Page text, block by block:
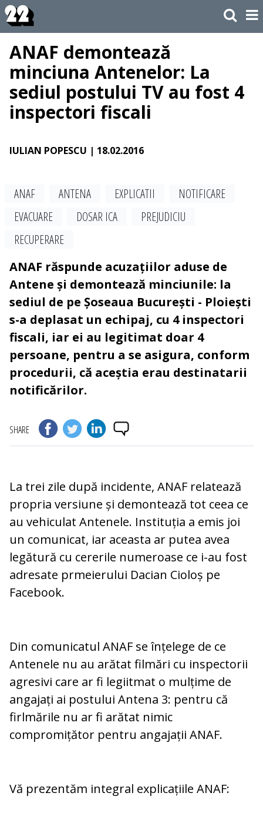
ANAF demontează
minciuna Antenelor: La
sediul postului TV au fost 4
inspectori fiscali
IULIAN POPESCU | 18.02.2016
ANAF ANTENA EXPLICATII
NOTIFICARE
EVACUARE
DOSAR ICA
PREJUDICIU
RECUPERARE
ANAF răspunde acuzațiilor aduse de
Antene și demontează minciunile: la
sediul de pe Șoseaua București - Ploiești
s-a deplasat un echipaj, cu 4 inspectori
fiscali, iar ei au legitimat doar 4
persoane, pentru a se asigura, conform
procedurii, că aceștia erau destinatarii
notificărilor.
SHARE
La trei zile după incidente, ANAF relatează
propria versiune și demontează tot ceea ce
au vehiculat Antenele. Instituția a emis joi
un comunicat, iar aceasta ar putea avea
legătură cu cererile numeroase ce i-au fost
adresate prmeierului Dacian Cioloș pe
Facebook.
Din comunicatul ANAF se înțelege de ce
Antenele nu au arătat filmări cu inspectorii
agresivi care ar fi legiitmat o mulțime de
angajați ai postului Antena 3: pentru că
firlmările nu ar fi arătat nimic
compromițător pentru angajații ANAF.
Vă prezentăm integral explicațiile ANAF: